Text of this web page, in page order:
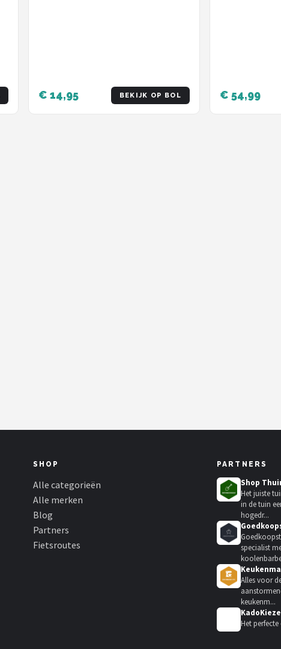
€ 14,95 BEKIJK OP BOL € 54,99
SHOP
Alle categorieën
Alle merken
Blog
Partners
Fietsroutes
PARTNERS
Shop
Het juiste
in de tuin
hogedr...
specialist
Alles voor
keukenm...
Het